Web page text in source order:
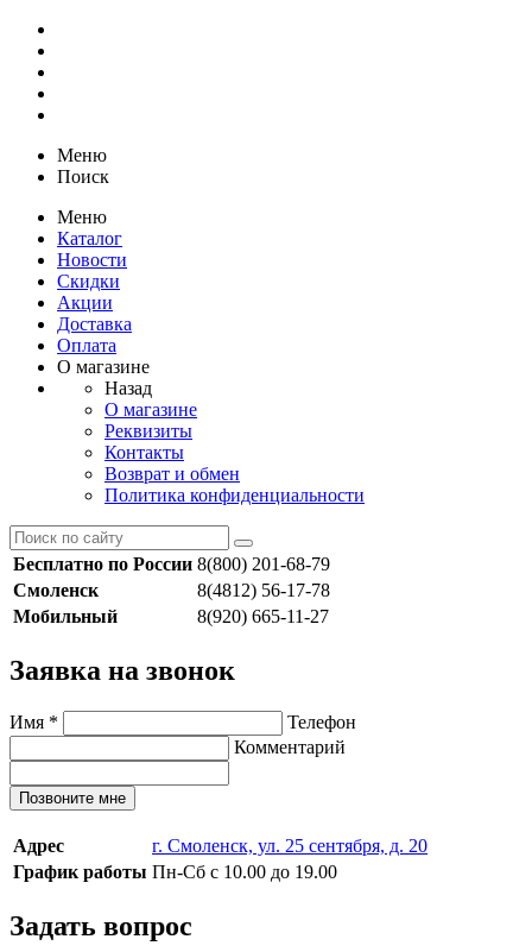
Меню
Поиск
Меню
Каталог
Новости
Скидки
Акции
Доставка
Оплата
О магазине
Назад
О магазине
Реквизиты
Контакты
Возврат и обмен
Политика конфиденциальности
Бесплатно по России 8(800) 201-68-79
Смоленск
8(4812) 56-17-78
Мобильный
8(920) 665-11-27
Заявка на звонок
Имя *
Телефон
Комментарий
Позвоните мне
Адрес
г. Смоленск, ул. 25 сентября, д. 20
График работы Пн-Сб с 10.00 до 19.00
Задать вопрос